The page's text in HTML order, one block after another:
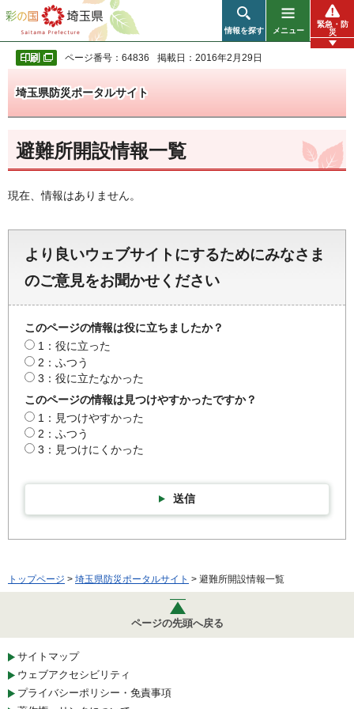
彩の国 埼玉県
情報を探す メニュー
緊急・防
災
ページ番号：64836 掲載日：2016年2月29日
埼玉県防災ポータルサイト
避難所開設情報一覧
現在、情報はありません。
より良いウェブサイトにするためにみなさま
のご意見をお聞かせください
このページの情報は役に立ちましたか？
1：役に立った
2：ふつう
3：役に立たなかった
このページの情報は見つけやすかったですか？
1：見つけやすかった
2：ふつう
3：見つけにくかった
送信
トップページ > 埼玉県防災ポータルサイト > 避難所開設情報一覧
ページの先頭へ戻る
サイトマップ
ウェブアクセシビリティ
プライバシーポリシー・免責事項